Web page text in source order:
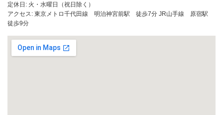
定休日: 火・水曜日（祝日除く）
アクセス: 東京メトロ千代田線 明治神宮前駅 徒歩7分 JR山手線 原宿駅
徒歩9分